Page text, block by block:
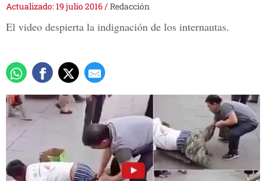
Actualizado: 19 julio 2016/Redacción
El video despierta la indignación de los internautas.